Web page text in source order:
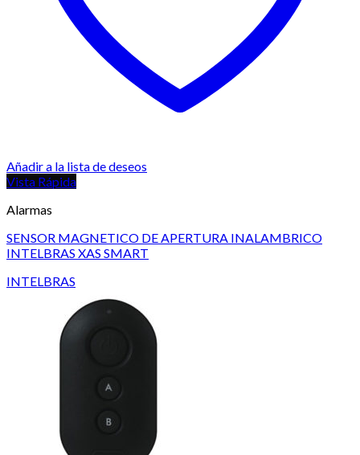
Añadir a la lista de deseos
Vista Rápida
Alarmas
SENSOR MAGNETICO DE APERTURA INALAMBRICO
INTELBRAS XAS SMART
INTELBRAS